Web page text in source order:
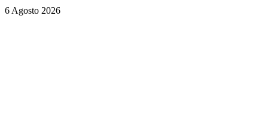
6 Agosto 2026